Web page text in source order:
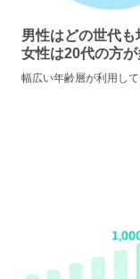
男性はどの世代も
女性は20代の方が
幅広い年齢層が利用し